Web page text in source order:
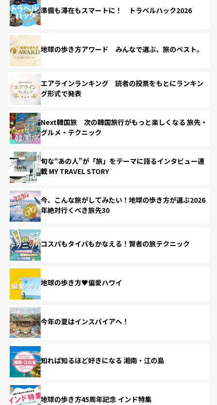
準備も滞在もスマートに！ トラベルハック2026
地球の歩き方アワード みんなで選ぶ、旅のベスト。
エアラインランキング 読者の投票をもとにランキン
グ形式で発表
Next韓国旅 次の韓国旅行がもっと楽しくなる 旅先・
グルメ・テクニック
旬な“あの人”が「旅」をテーマに語るインタビュー連
載 MY TRAVEL STORY
今、こんな旅がしてみたい！地球の歩き方が選ぶ2026
年絶対行くべき旅先30
コスパもタイパもかなえる！賢者の旅テクニック
地球の歩き方♥偏愛ハワイ
今年の夏はインスパイアへ！
知れば知るほど好きになる 湘南・江の島
地球の歩き方45周年記念 インド特集